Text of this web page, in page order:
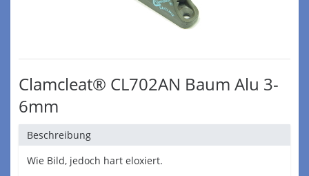
Clamcleat® CL702AN Baum Alu 3-
6mm
Beschreibung
Wie Bild, jedoch hart eloxiert.